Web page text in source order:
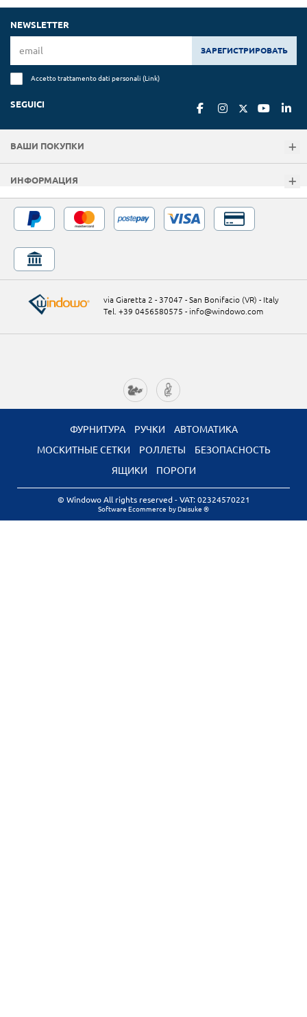
NEWSLETTER
ЗАРЕГИСТРИРОВАТЬ
Accetto trattamento dati personali (Link)
SEGUICI
ВАШИ ПОКУПКИ
ИНФОРМАЦИЯ
via Giaretta 2 - 37047 - San Bonifacio (VR) - Italy
Tel. +39 0456580575 - info@windowo.com
ФУРНИТУРА РУЧКИ
АВТОМАТИКА
МОСКИТНЫЕ СЕТКИ
РОЛЛЕТЫ
БЕЗОПАСНОСТЬ
ЯЩИКИ
ПОРОГИ
© Windowo All rights reserved - VAT: 02324570221
Software Ecommerce by Daisuke ®